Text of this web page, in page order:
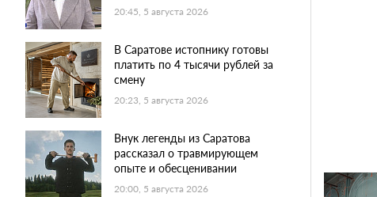
20:45, 5 августа 2026
В Саратове истопнику готовы
платить по 4 тысячи рублей за
смену
20:23, 5 августа 2026
Внук легенды из Саратова
рассказал о травмирующем
опыте и обесценивании
20:00, 5 августа 2026